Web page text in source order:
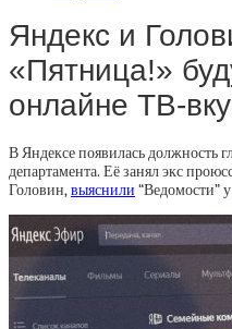
Яндекс и
«Пятница!»
онлайне ТВ-
В Яндексе появилась должность
департамента. Её занял экс
Головин,выяснили “Ведомости”